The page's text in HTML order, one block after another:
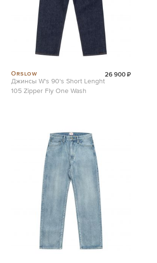
Orslow 26 900 ₽
Джинсы W's 90's Short Lenght
105 Zipper Fly One Wash